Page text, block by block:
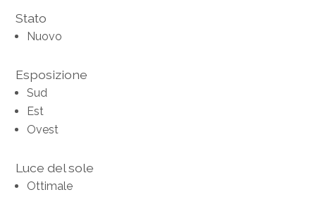
Stato
Nuovo
Esposizione
Sud
Est
Ovest
Luce del sole
Ottimale